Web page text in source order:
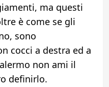
ma questi
è come se gli
sono
cocci a destra ed a
non ami il
definirlo.